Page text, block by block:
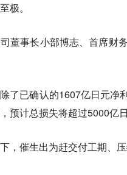
极。
董事长小部博志、首席财
了已确认的1607亿日元净
预计总损失将超过5000亿日
，催生出为赶交付工期、